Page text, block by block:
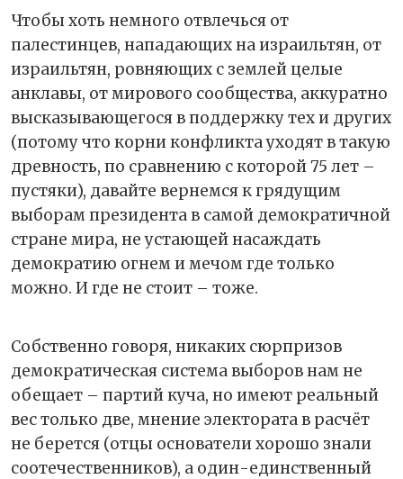
Чтобы хоть немного отвлечься от
палестинцев, нападающих на израильтян, от
израильтян, ровняющих с землей целые
анклавы, от мирового сообщества, аккуратно
высказывающегося в поддержку тех и других
(потому что корни конфликта уходят в такую
древность, по сравнению с которой 75 лет –
пустяки), давайте вернемся к грядущим
выборам президента в самой демократичной
стране мира, не устающей насаждать
демократию огнем и мечом где только
можно. И где не стоит – тоже.
Собственно говоря, никаких сюрпризов
демократическая система выборов нам не
обещает – партий куча, но имеют реальный
вес только две, мнение электората в расчёт
не берется (отцы основатели хорошо знали
соотечественников), а один-единственный